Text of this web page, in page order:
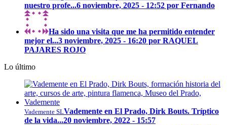
nuestro profe...6 noviembre, 2025 - 12:52 por Fernando
Ha sido una visita que me ha permitido entender
mejor el...3 noviembre, 2025 - 16:20 por RAQUEL
PAJARES ROJO
Lo último
Vademente SLVademente en El Prado, Dirk Bouts. Tríptico
de la vida...20 noviembre, 2022 - 15:57